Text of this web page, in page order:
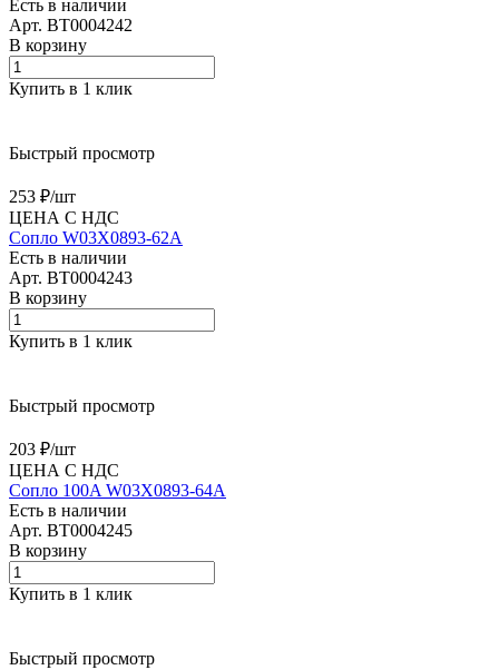
Есть в наличии
Арт. BT0004242
В корзину
Купить в 1 клик
Быстрый просмотр
253 ₽/шт
ЦЕНА С НДС
Сопло W03X0893-62A
Есть в наличии
Арт. BT0004243
В корзину
Купить в 1 клик
Быстрый просмотр
203 ₽/шт
ЦЕНА С НДС
Сопло 100A W03X0893-64A
Есть в наличии
Арт. BT0004245
В корзину
Купить в 1 клик
Быстрый просмотр